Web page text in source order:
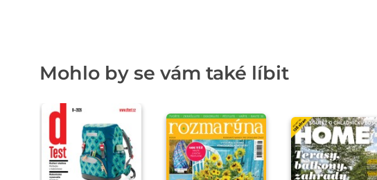
Mohlo by se vám také líbit